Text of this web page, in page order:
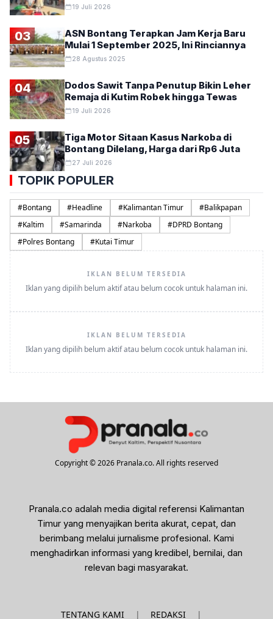
19 Juli 2026
03
ASN Bontang Terapkan Jam Kerja Baru
Mulai 1 September 2025, Ini Rinciannya
28 Agustus 2025
04
Dodos Sawit Tanpa Penutup Bikin Leher
Remaja di Kutim Robek hingga Tewas
19 Juli 2026
05
Tiga Motor Sitaan Kasus Narkoba di
Bontang Dilelang, Harga dari Rp6 Juta
27 Juli 2026
TOPIK POPULER
#Bontang #Headline #Kalimantan Timur #Balikpapan
#Kaltim #Samarinda #Narkoba #DPRD Bontang
#Polres Bontang #Kutai Timur
IKLAN BELUM TERSEDIA
Iklan yang dipilih belum aktif atau belum cocok untuk halaman ini.
IKLAN BELUM TERSEDIA
Iklan yang dipilih belum aktif atau belum cocok untuk halaman ini.
Copyright © 2026 Pranala.co. All rights reserved
Pranala.co adalah media digital referensi Kalimantan
Timur yang menyajikan berita akurat, cepat, dan
berimbang melalui jurnalisme profesional. Kami
menghadirkan informasi yang kredibel, bernilai, dan
relevan bagi masyarakat.
TENTANG KAMI | REDAKSI |